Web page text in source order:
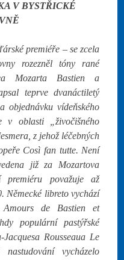
V BYSTŘICKÉ
premiéře – se zcela
rozezněl tóny rané
Mozarta Bastien a
teprve dvanáctiletý
objednávku vídeňského
v oblasti „živočišného
z jehož léčebných
Così fan tutte. Není
již za Mozartova
považuje až
Německé libreto vychází
de Bastien et
populární pastýřské
Rousseaua Le
vycházelo